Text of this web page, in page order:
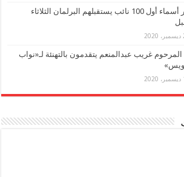
ننشر أسماء أول 100 نائب يستقبلهم البرلمان الثلاثاء
المرحوم غريب عبدالمنعم يتقدمون بالتهنئة لـ«نواب